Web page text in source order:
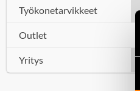
Työkonetarvikkeet
Outlet
Yritys